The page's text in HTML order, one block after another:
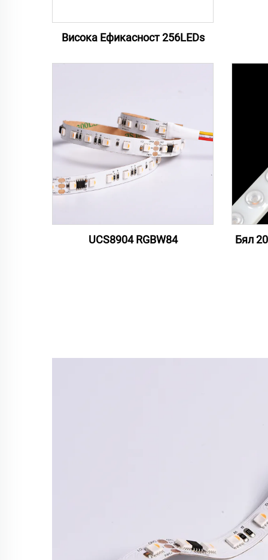
Висока Ефикасност 256LEDs
UCS8904 RGBW84 Бял